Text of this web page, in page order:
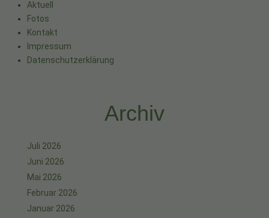
Aktuell
Fotos
Kontakt
Impressum
Datenschutzerklärung
Archiv
Juli 2026
Juni 2026
Mai 2026
Februar 2026
Januar 2026